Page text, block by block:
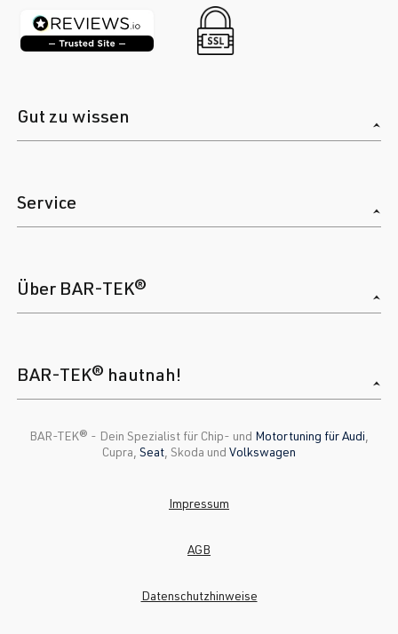
Gut zu wissen
Service
Über BAR-TEK®
BAR-TEK® hautnah!
BAR-TEK®️ - Dein Spezialist für Chip- und Motortuning für Audi
Cupra, Seat , Skoda und Volkswagen
Impressum
AGB
Datenschutzhinweise